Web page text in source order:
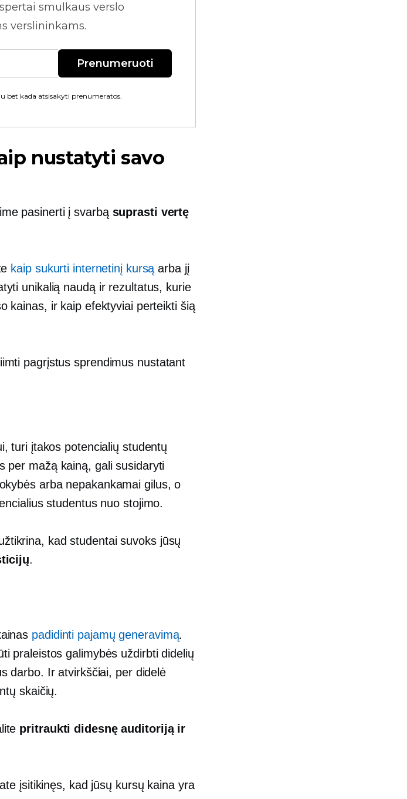
smulkaus verslo
verslininkams.
Prenumeruoti
bet kada atsisakyti prenumeratos.
nustatyti savo
pasinerti į svarbą suprasti vertę
kaip sukurti internetinį kursą arba jį
unikalią naudą ir rezultatus, kurie
kainas, ir kaip efektyviai perteikti šią
pagrįstus sprendimus nustatant
turi įtakos potencialių studentų
per mažą kainą, gali susidaryti
arba nepakankamai gilus, o
studentus nuo stojimo.
kad studentai suvoks jūsų
.
padidinti pajamų generavimą.
praleistos galimybės uždirbti didelių
darbo. Ir atvirkščiai, per didelė
skaičių.
pritraukti didesnę auditoriją ir
įsitikinęs, kad jūsų kursų kaina yra